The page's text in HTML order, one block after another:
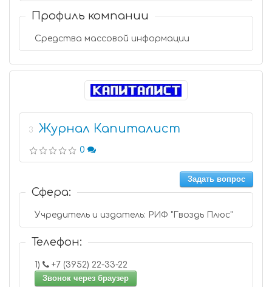
Профиль компании
Средства массовой информации
3 Журнал Капиталист
0
Задать вопрос
Сфера:
Учредитель и издатель: РИФ "Гвоздь Плюс"
Телефон:
1)
+7 (3952) 22-33-22
Звонок через браузер